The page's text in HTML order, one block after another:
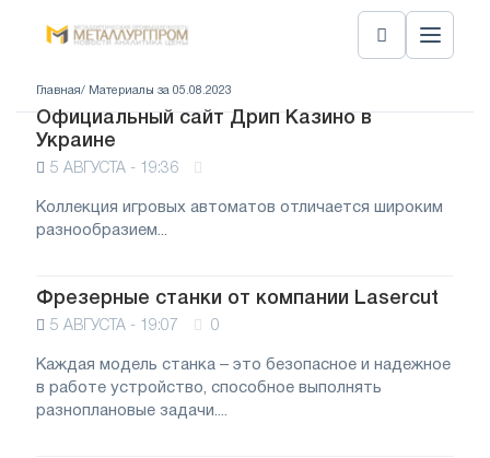
Главная/ Материалы за 05.08.2023
Официальный сайт Дрип Казино в
Украине
5 АВГУСТА - 19:36
Коллекция игровых автоматов отличается широким
разнообразием...
Фрезерные станки от компании Lasercut
5 АВГУСТА - 19:07 0
Каждая модель станка – это безопасное и надежное
в работе устройство, способное выполнять
разноплановые задачи....